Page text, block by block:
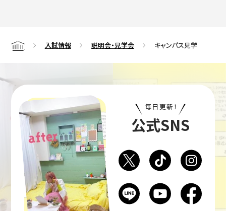
Home 入試情報 説明会・見学会 キャンパス見学
毎日更新！
公式SNS